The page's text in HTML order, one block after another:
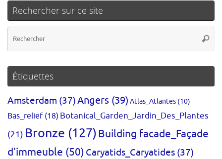
Rechercher sur ce site
Étiquettes
Amsterdam (37)Angers (39) Atlas_Atlantes (10)
Bas_relief(18) Botanical_Garden_Jardin_Des_Plantes
(21) Bronze (127)Building facade_Façade
d'immeuble (50) Caryatids_Caryatides (37)